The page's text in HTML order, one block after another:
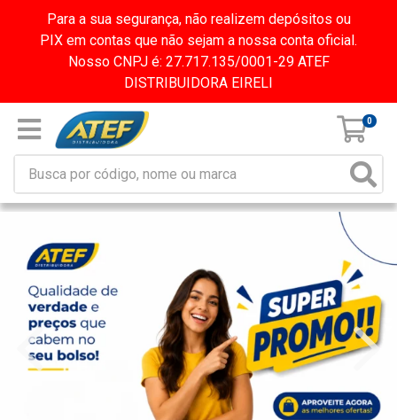
Para a sua segurança, não realizem depósitos ou
PIX em contas que não sejam a nossa conta oficial.
Nosso CNPJ é: 27.717.135/0001-29 ATEF
DISTRIBUIDORA EIRELI
0